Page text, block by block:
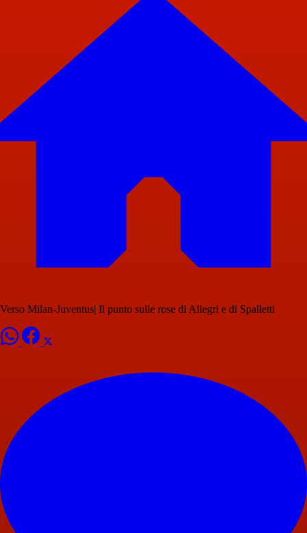
Verso Milan-Juventus| Il punto sulle rose di Allegri e di Spalletti